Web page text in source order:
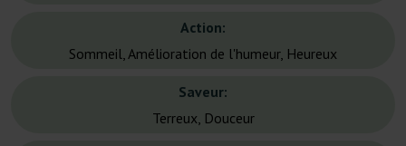
Action:
Sommeil, Amélioration de l'humeur, Heureux
Saveur:
Terreux, Douceur